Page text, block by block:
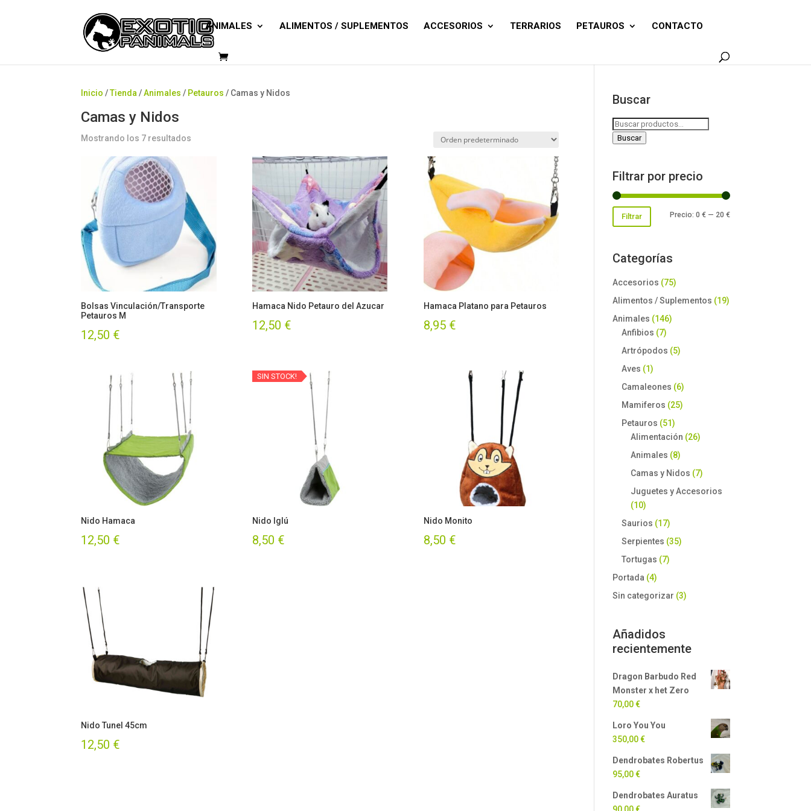
ANIMALES ALIMENTOS / SUPLEMENTOS ACCESORIOS TERRARIOS PETAUROS CONTACTO
productos
Inicio /Tienda /Animales / Petauros / Camas y Nidos
Camas y Nidos
Mostrando los 7 resultados
Bolsas Vinculación/Transporte
Petauros M
12,50 €
Hamaca Nido Petauro del Azucar
12,50 €
Hamaca Platano para Petauros
8,95 €
Nido Hamaca
12,50 €
SIN STOCK!
Nido Iglú
8,50 €
Nido Monito
8,50 €
Nido Tunel 45cm
12,50 €
Buscar
Buscar
por:
Buscar
Filtrar por precio
Precio
Precio
Filtrar Precio: 0 €— 20 €
Categorías
Accesorios (75)
Alimentos / Suplementos (19)
Animales (146)
Anfibios (7)
Artrópodos (5)
Aves (1)
Camaleones (6)
Mamiferos (25)
Petauros (51)
Alimentación (26)
Animales (8)
Camas y Nidos (7)
Juguetes y Accesorios
(10)
Saurios (17)
Serpientes (35)
Tortugas (7)
Portada (4)
Sin categorizar (3)
Añadidos
recientemente
Dragon Barbudo Red
Monster x het Zero
70,00€
Loro You You
350,00€
Dendrobates Robertus
95,00€
Dendrobates Auratus
90,00€